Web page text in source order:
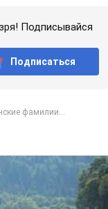
Подписывайся
Подписаться
фамилии...